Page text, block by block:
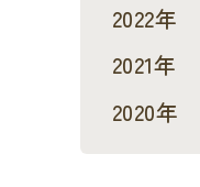
2022年
2021年
2020年